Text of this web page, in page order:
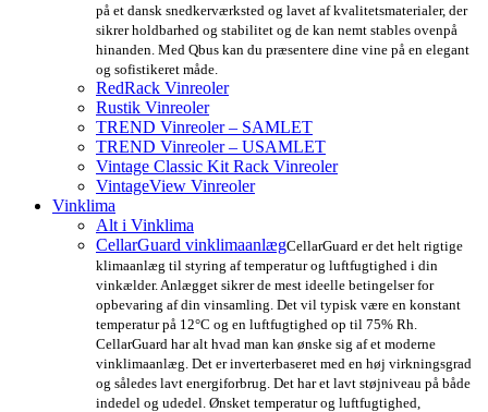
på et dansk snedkerværksted og lavet af kvalitetsmaterialer, der
sikrer holdbarhed og stabilitet og de kan nemt stables ovenpå
hinanden. Med Qbus kan du præsentere dine vine på en elegant
og sofistikeret måde.
RedRack Vinreoler
Rustik Vinreoler
TREND Vinreoler – SAMLET
TREND Vinreoler – USAMLET
Vintage Classic Kit Rack Vinreoler
VintageView Vinreoler
Vinklima
Alt i Vinklima
CellarGuard vinklimaanlægCellarGuard er det helt rigtige
klimaanlæg til styring af temperatur og luftfugtighed i din
vinkælder. Anlægget sikrer de mest ideelle betingelser for
opbevaring af din vinsamling. Det vil typisk være en konstant
temperatur på 12°C og en luftfugtighed op til 75% Rh.
CellarGuard har alt hvad man kan ønske sig af et moderne
vinklimaanlæg. Det er inverterbaseret med en høj virkningsgrad
og således lavt energiforbrug. Det har et lavt støjniveau på både
indedel og udedel. Ønsket temperatur og luftfugtighed,